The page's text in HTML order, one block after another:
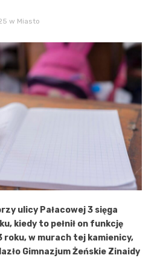
w Miasto
ulicy Pałacowej 3 sięga
kiedy to pełnił on funkcję
roku, w murach tej kamienicy,
Gimnazjum Żeńskie Zinaidy